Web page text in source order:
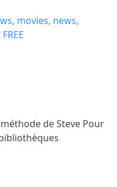
de Steve Pour